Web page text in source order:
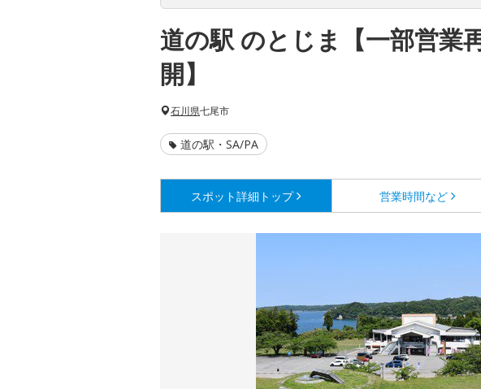
道の駅 のとじま【一部営業
開】
石川県七尾市
道の駅・SA/PA
スポット詳細 トップ 営業時間など